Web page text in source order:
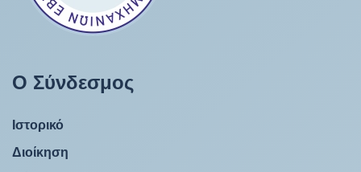
Ο Σύνδεσμος
Ιστορικό
Διοίκηση